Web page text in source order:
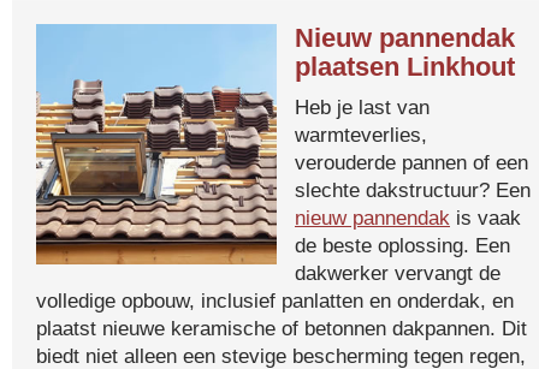
Nieuw pannendak
plaatsen Linkhout
Heb je last van
warmteverlies,
verouderde pannen of een
slechte dakstructuur? Een
nieuw pannendak is vaak
de beste oplossing. Een
dakwerker vervangt de
volledige opbouw, inclusief panlatten en onderdak, en
plaatst nieuwe keramische of betonnen dakpannen. Dit
biedt niet alleen een stevige bescherming tegen regen,